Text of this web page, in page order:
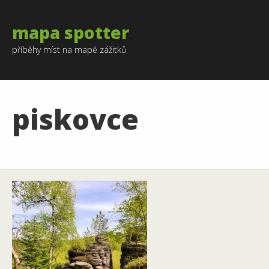
mapa spotter
příběhy míst na mapě zážitků
piskovce